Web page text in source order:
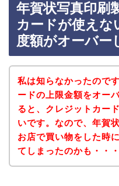
年賀状写真印刷
カードが使えな
度額がオーバー
私は知らなかったので
ードの上限金額をオー
ると、クレジットカー
いです。なので、年賀
お店で買い物をした時
てしまったのかも・・・